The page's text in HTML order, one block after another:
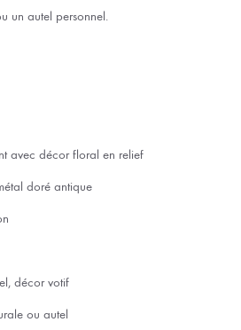
un autel personnel.
avec décor floral en relief
doré antique
décor votif
ou autel